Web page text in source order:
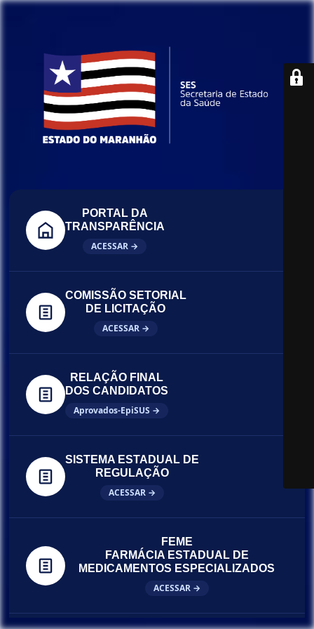
PORTAL DA
TRANSPARÊNCIA
ACESSAR →
COMISSÃO SETORIAL
DE LICITAÇÃO
ACESSAR →
RELAÇÃO FINAL
DOS CANDIDATOS
Aprovados-EpiSUS →
SISTEMA ESTADUAL DE
REGULAÇÃO
ACESSAR →
FEME
FARMÁCIA ESTADUAL DE
MEDICAMENTOS ESPECIALIZADOS
ACESSAR →